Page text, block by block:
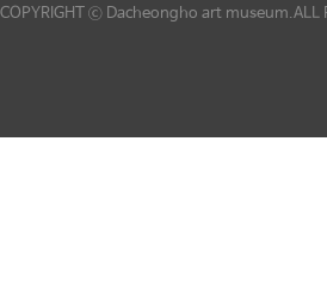
COPYRIGHT ⓒ Dacheongho art museum.ALL